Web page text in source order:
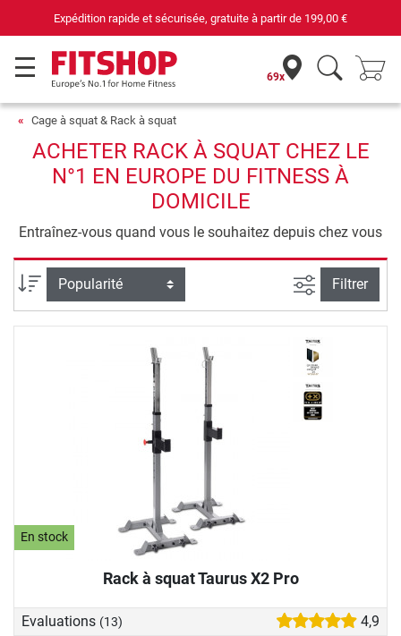
Expédition rapide et sécurisée, gratuite à partir de 199,00 €
69x
Cage à squat & Rack à squat
ACHETER RACK À SQUAT CHEZ LE
N°1 EN EUROPE DU FITNESS À
DOMICILE
Entraînez-vous quand vous le souhaitez depuis chez vous
Trier par Filtrer la
Filtrer
En stock
Rack à squat Taurus X2 Pro
Evaluations (13) 4,9